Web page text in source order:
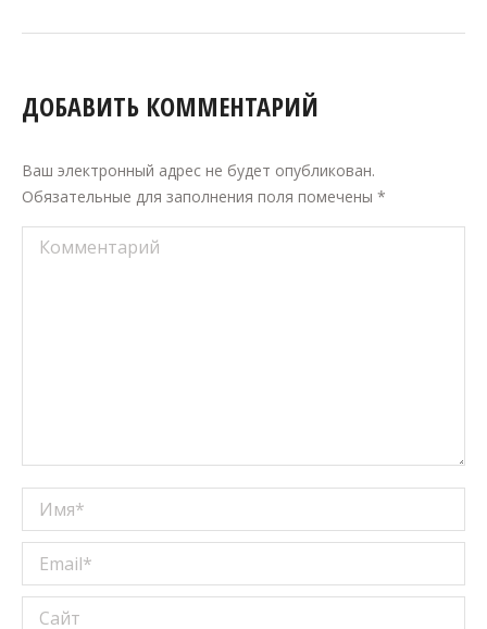
ДОБАВИТЬ КОММЕНТАРИЙ
Ваш электронный адрес не будет опубликован.
Обязательные для заполнения поля помечены *
Комментарий
Имя *
Email *
Сайт